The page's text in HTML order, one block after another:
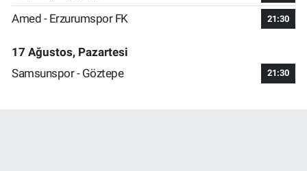
Amed - Erzurumspor FK 21:30
17 Ağustos, Pazartesi
Samsunspor - Göztepe
21:30